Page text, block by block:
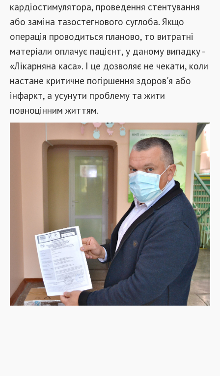
кардіостимулятора, проведення стентування
або заміна тазостегнового суглоба. Якщо
операція проводиться планово, то витратні
матеріали оплачує пацієнт, у даному випадку -
«Лікарняна каса». І це дозволяє не чекати, коли
настане критичне погіршення здоров'я або
інфаркт, а усунути проблему та жити
повноцінним життям.